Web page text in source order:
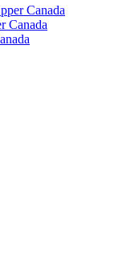
Canada
Canada